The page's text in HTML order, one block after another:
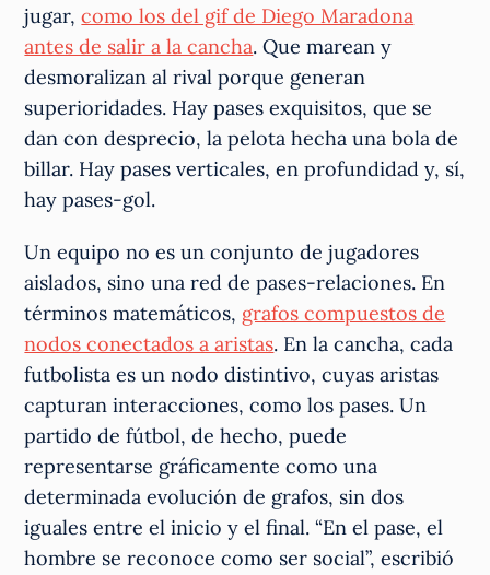
jugar,como los del gif de Diego Maradona
antes de salir a la cancha. Que marean y
desmoralizan al rival porque generan
superioridades. Hay pases exquisitos, que se
dan con desprecio, la pelota hecha una bola de
billar. Hay pases verticales, en profundidad y, sí,
hay pases-gol.
Un equipo no es un conjunto de jugadores
aislados, sino una red de pases-relaciones. En
términos matemáticos, grafos compuestos de
nodos conectados a aristas. En la cancha, cada
futbolista es un nodo distintivo, cuyas aristas
capturan interacciones, como los pases. Un
partido de fútbol, de hecho, puede
representarse gráficamente como una
determinada evolución de grafos, sin dos
iguales entre el inicio y el final. “En el pase, el
hombre se reconoce como ser social”, escribió